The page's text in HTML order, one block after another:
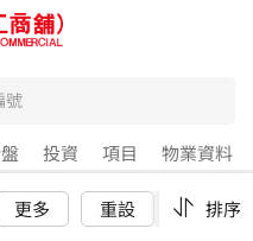
投資 項目 物業資料
更多 重設 排序